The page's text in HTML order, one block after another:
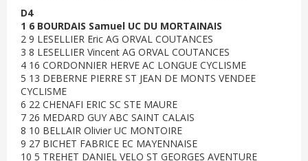
D4
1 6 BOURDAIS Samuel UC DU MORTAINAIS
2 9 LESELLIER Eric AG ORVAL COUTANCES
3 8 LESELLIER Vincent AG ORVAL COUTANCES
4 16 CORDONNIER HERVE AC LONGUE CYCLISME
5 13 DEBERNE PIERRE ST JEAN DE MONTS VENDEE
CYCLISME
6 22 CHENAFI ERIC SC STE MAURE
7 26 MEDARD GUY ABC SAINT CALAIS
8 10 BELLAIR Olivier UC MONTOIRE
9 27 BICHET FABRICE EC MAYENNAISE
10 5 TREHET DANIEL VELO ST GEORGES AVENTURE